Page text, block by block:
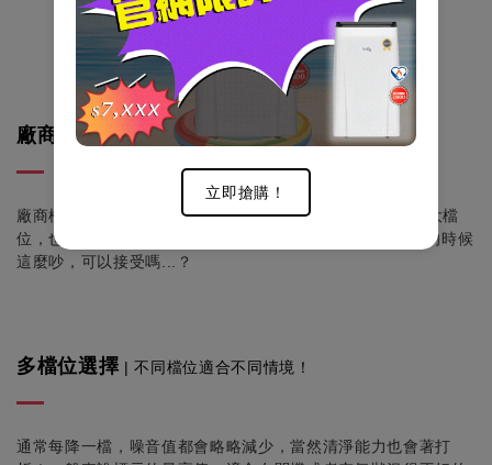
廠商標示值|通常是最大值
廠商標示的
通常都是最強檔位的清淨能力，通常最大檔
位，也意味著不會太安靜，大多數
分貝，如果睡覺的時候
這麼吵，可以接受嗎
？
多檔位選擇 | 不同檔位適合不同情境 ！
通常每降一檔，噪音值都會略略減少，當然清淨能力也會著打
立即搶購！